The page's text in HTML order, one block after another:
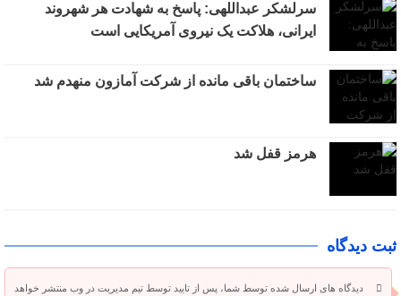
سرلشکر عبداللهی: پاسخ به شهادت هر شهروند
ایرانی، هلاکت یک نیروی آمریکایی است
ساختمان باقی مانده از شرکت آمازون منهدم شد
هرمز قفل شد
ثبت دیدگاه
دیدگاه های ارسال شده توسط شما، پس از تایید توسط تیم مدیریت در وب منتشر خواهد